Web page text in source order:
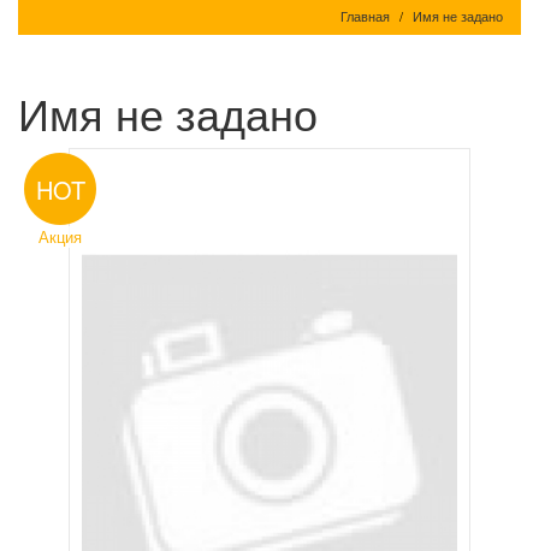
Главная Имя не задано
Имя не задано
HOT
Акция